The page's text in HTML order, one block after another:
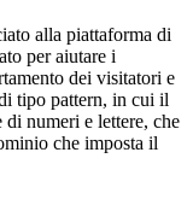
alla piattaforma di
per aiutare i
dei visitatori e
tipo pattern, in cui il
di numeri e lettere, che
che imposta il